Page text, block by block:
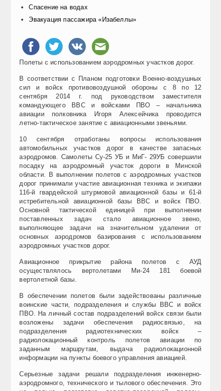
Спасение на водах
Эвакуация пассажира «Изабеллы»
Полеты с использованием аэродромных участков дорог.
В соответствии с Планом подготовки Военно-воздушных
сил и войск противовоздушной обороны с 8 по 12
сентября 2014 г. под руководством заместителя
командующего ВВС и войсками ПВО – начальника
авиации полковника Игоря Алексейчика проводится
летно-тактическое занятие с авиационными звеньями.
10 сентября отработаны вопросы использования
автомобильных участков дорог в качестве запасных
аэродромов. Самолеты Су-25 УБ и МиГ- 29УБ совершили
посадку на аэродромный участок дороги в Минской
области. В выполнении полетов с аэродромных участков
дорог принимали участие авиационная техника и экипажи
116-й гвардейской штурмовой авиационной базы и 61-й
истребительной авиационной базы ВВС и войск ПВО.
Основной тактической единицей при выполнении
поставленных задач стало авиационное звено,
выполняющее задачи на значительном удалении от
основных аэродромов базирования с использованием
аэродромных участков дорог.
Авиационное прикрытие района полетов с АУД
осуществлялось вертолетами Ми-24 181 боевой
вертолетной базы.
В обеспечении полетов были задействованы различные
воинские части, подразделения и службы ВВС и войск
ПВО. На личный состав подразделений войск связи были
возложены задачи обеспечения радиосвязью, на
подразделения радиотехнических войск –
радиолокационный контроль полетов авиации по
заданным маршрутам, выдача радиолокационной
информации на пункты боевого управления авиацией.
Серьезные задачи решали подразделения инженерно-
аэродромного, технического и тылового обеспечения. Это